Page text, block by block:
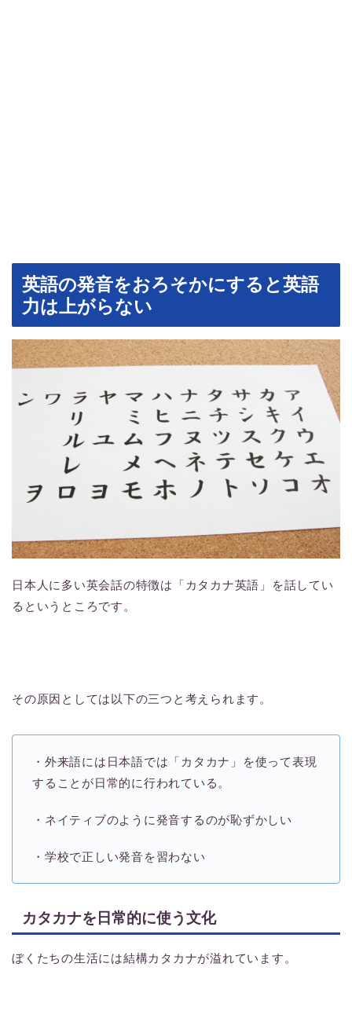
英語の発音をおろそかにすると英語
力は上がらない
日本人に多い英会話の特徴は「カタカナ英語」を話してい
るというところです。
その原因としては以下の三つと考えられます。
・外来語には日本語では「カタカナ」を使って表現
することが日常的に行われている。
・ネイティブのように発音するのが恥ずかしい
・学校で正しい発音を習わない
カタカナを日常的に使う文化
ぼくたちの生活には結構カタカナが溢れています。